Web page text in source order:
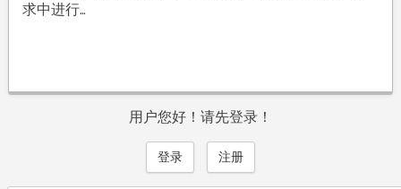
求中进行…
用户您好！请先登录！
登录 注册